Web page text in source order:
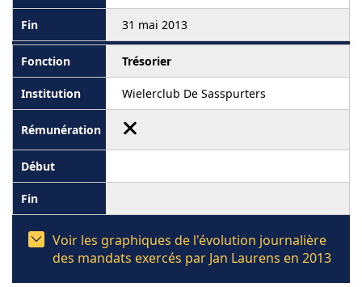
31 mai 2013
Trésorier
Wielerclub De Sasspurters
Voir les graphiques de l'évolution journalière
des mandats exercés par Jan Laurens en 2013